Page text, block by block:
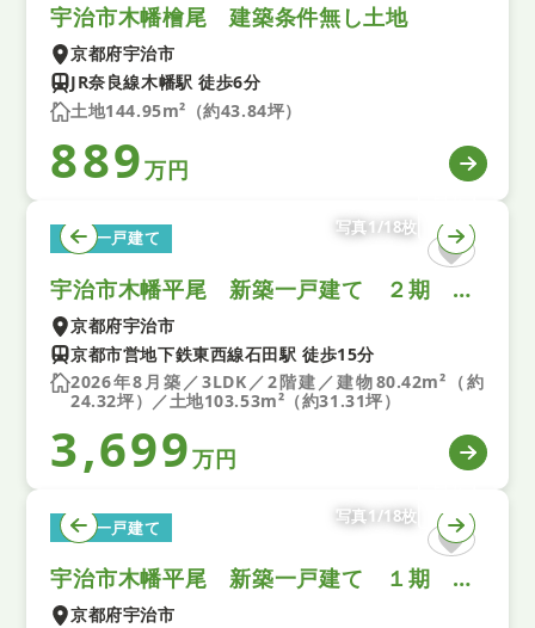
宇治市木幡檜尾 建築条件無し土地
京都府宇治市
JR奈良線木幡駅 徒歩6分
土地144.95m²（約43.84坪）
889万円
新築一戸建て
写真1/18枚
宇治市木幡平尾 新築一戸建て ２期 全１区画
京都府宇治市
京都市営地下鉄東西線石田駅 徒歩15分
2026年8月築／3LDK／2階建／建物80.42m²（約
24.32坪）／土地103.53m²（約31.31坪）
3,699万円
新築一戸建て
写真1/18枚
宇治市木幡平尾 新築一戸建て １期 全１区画
京都府宇治市